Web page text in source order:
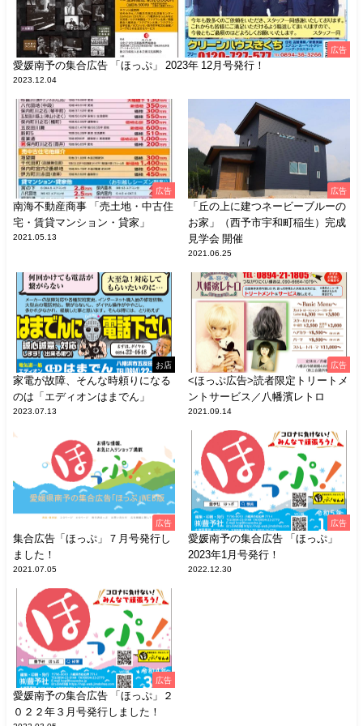
広告
愛媛南予の集合広告 「ほっぷ」 2023年 12月号発行！
2023.12.04
広告
南海不動産商事 「売土地・中古住
宅・賃貸マンション・貸家」
2021.05.13
広告
「丘の上に建つネービーブルーの
お家」（西予市宇和町稲生）完成
見学会 開催
2021.06.25
お店
家電が故障、そんな時頼りになる
のは「エディオンはまでん」
2023.07.13
広告
<ほっぷ広告>読者限定トリートメ
ントサービス／八幡濱レトロ
2021.09.14
広告
集合広告「ほっぷ」７月号発行し
ました！
2021.07.05
広告
愛媛南予の集合広告 「ほっぷ」
2023年1月号発行！
2022.12.30
広告
愛媛南予の集合広告 「ほっぷ」２
０２２年３月号発行しました！